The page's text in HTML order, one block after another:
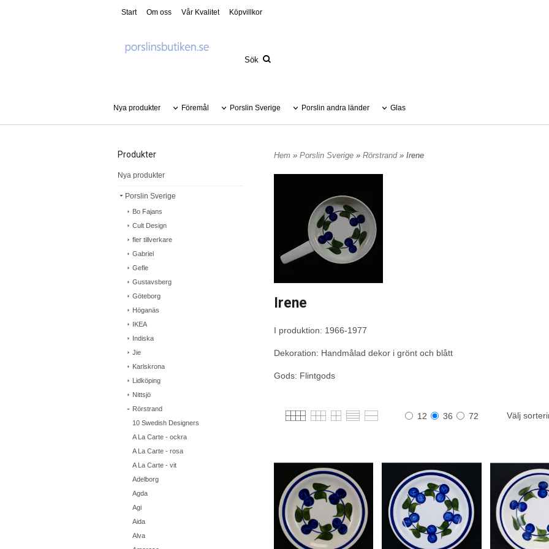
Start Om oss Vår Kvalitet Köpvillkor
Nya produkter Föremål Porslin Sverige Porslin andra länder Glas
Produkter
Nya produkter
Porslin Sverige
Bo Fajans
Cult Design
fler tillverkare
Gabriel
Gefle
Gustavsberg
Göteborg
Höganäs
IKEA
Indiska
Jie
Karlskrona
Lidköping
Nittsjö
Rörstrand
10 Swedish Designers
A La Carte - ockra
A La Carte - rosa
A La Carte - vit
Adelborg
Agda
Agi
Aida
Alva
Hem » Porslin Sverige » Rörstrand » Irene
Irene
I produktion: 1966-1977
Dekoration: Handmålad dekor i grönt och blått
Gods: Flintgods
12 36 72 Välj